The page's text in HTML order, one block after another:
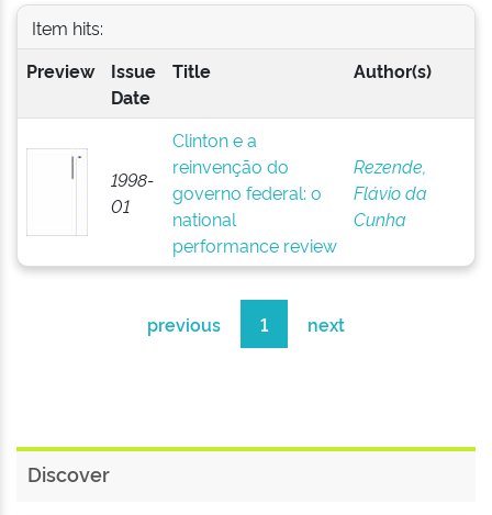
Item hits:
Preview
Issue
Date
Title Author(s)
1998-
01
Clinton e a
reinvenção do
governo federal: o
national
performance review
Rezende,
Flávio da
Cunha
previous 1 next
Discover